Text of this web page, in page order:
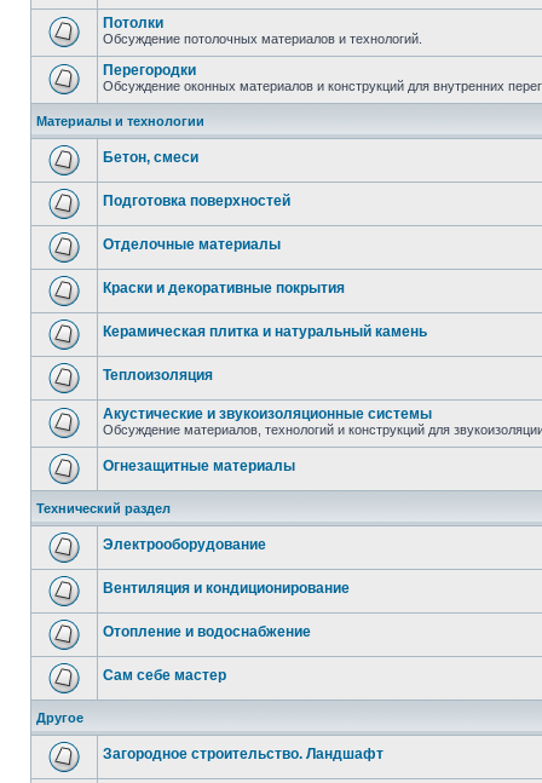
Потолки
Обсуждение потолочных материалов и технологий.
Перегородки
Обсуждение оконных материалов и конструкций для внутренних
Материалы и технологии
Бетон, смеси
Подготовка поверхностей
Отделочные материалы
Краски и декоративные покрытия
Керамическая плитка и натуральный камень
Теплоизоляция
Акустические и звукоизоляционные системы
Обсуждение материалов, технологий и конструкций для
Огнезащитные материалы
Технический раздел
Электрооборудование
Вентиляция и кондиционирование
Отопление и водоснабжение
Сам себе мастер
Другое
Загородное строительство. Ландшафт